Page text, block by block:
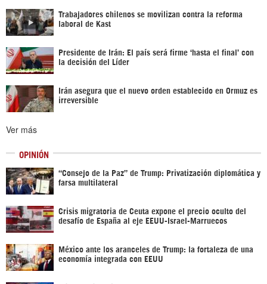
Trabajadores chilenos se movilizan contra la reforma
laboral de Kast
Presidente de Irán: El país será firme ‘hasta el final’ con
la decisión del Líder
Irán asegura que el nuevo orden establecido en Ormuz es
irreversible
Ver más
OPINIÓN
“Consejo de la Paz” de Trump: Privatización diplomática y
farsa multilateral
Crisis migratoria de Ceuta expone el precio oculto del
desafío de España al eje EEUU-Israel-Marruecos
México ante los aranceles de Trump: la fortaleza de una
economía integrada con EEUU